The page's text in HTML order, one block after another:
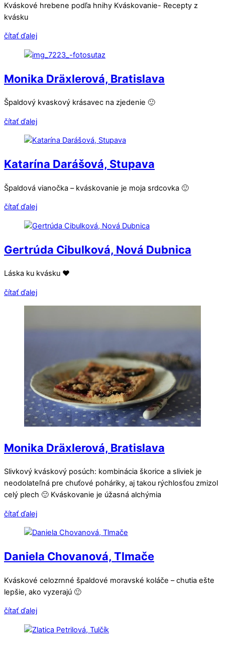
Kváskové hrebene podľa hnihy Kváskovanie- Recepty z
kvásku
čítať ďalej
Monika Dräxlerová, Bratislava
Špaldový kvaskový krásavec na zjedenie 🙂
čítať ďalej
Katarína Darášová, Stupava
Špaldová vianočka – kváskovanie je moja srdcovka 🙂
čítať ďalej
Gertrúda Cibulková, Nová Dubnica
Láska ku kvásku ❤
čítať ďalej
Monika Dräxlerová, Bratislava
Slivkový kváskový posúch: kombinácia škorice a sliviek je
neodolateľná pre chuťové poháriky, aj takou rýchlosťou zmizol
celý plech 🙂 Kváskovanie je úžasná alchýmia
čítať ďalej
Daniela Chovanová, Tlmače
Kváskové celozrnné špaldové moravské koláče – chutia ešte
lepšie, ako vyzerajú 🙂
čítať ďalej